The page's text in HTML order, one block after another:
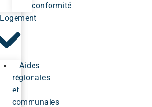
conformité
Logement
Aides
régionales
et
communales